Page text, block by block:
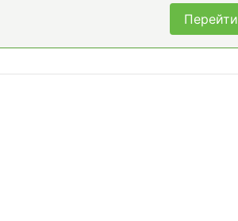
Перейти